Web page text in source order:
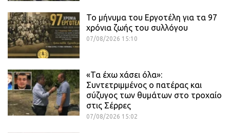
Το μήνυμα του Εργοτέλη για τα 97
χρόνια ζωής του συλλόγου
07/08/2026 15:10
«Τα έχω χάσει όλα»:
Συντετριμμένος ο πατέρας και
σύζυγος των θυμάτων στο τροχαίο
στις Σέρρες
07/08/2026 15:02